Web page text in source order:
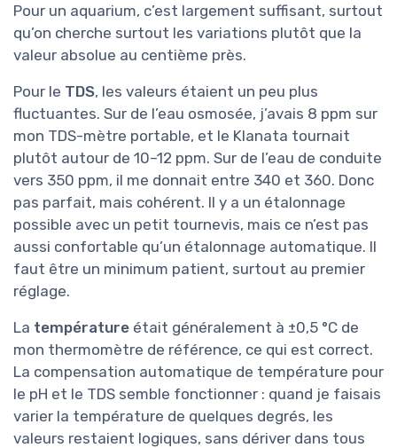
Pour un aquarium, c’est largement suffisant, surtout
qu’on cherche surtout les variations plutôt que la
valeur absolue au centième près.
Pour le TDS, les valeurs étaient un peu plus
fluctuantes. Sur de l’eau osmosée, j’avais 8 ppm sur
mon TDS-mètre portable, et le Klanata tournait
plutôt autour de 10–12 ppm. Sur de l’eau de conduite
vers 350 ppm, il me donnait entre 340 et 360. Donc
pas parfait, mais cohérent. Il y a un étalonnage
possible avec un petit tournevis, mais ce n’est pas
aussi confortable qu’un étalonnage automatique. Il
faut être un minimum patient, surtout au premier
réglage.
La température était généralement à ±0,5 °C de
mon thermomètre de référence, ce qui est correct.
La compensation automatique de température pour
le pH et le TDS semble fonctionner : quand je faisais
varier la température de quelques degrés, les
valeurs restaient logiques, sans dériver dans tous